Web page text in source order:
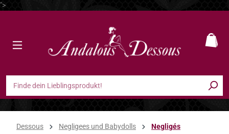
">
Dessous Negligees und Babydolls Negligés